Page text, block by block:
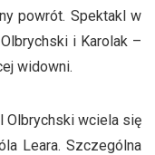
powrót. Spektakl w
i Karolak –
widowni.
Olbrychski wciela się
Leara. Szczególna